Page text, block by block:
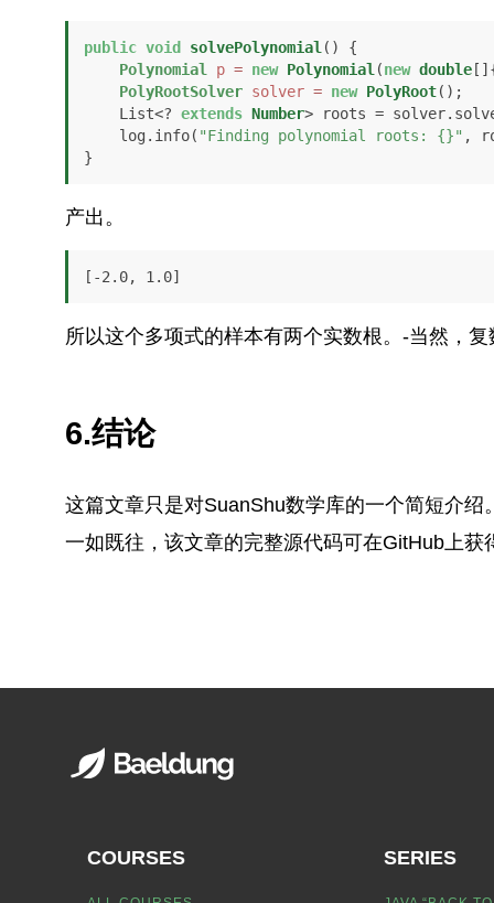
public void solvePolynomial ()
{
Polynomial
p = new Polynomial (new double
PolyRootSolver solver = new PolyRoot();
    List<?
extends Number> roots =
    log.info(
"Finding polynomial roots: {}" ,
}
产出。
[-2.0, 1.0]
所以这个多项式的样本有两个实数根。-当然，
6.结论
这篇文章只是对SuanShu数学库的一个简短介绍
一如既往，该文章的完整源代码可在GitHub上获
COURSES SERIES